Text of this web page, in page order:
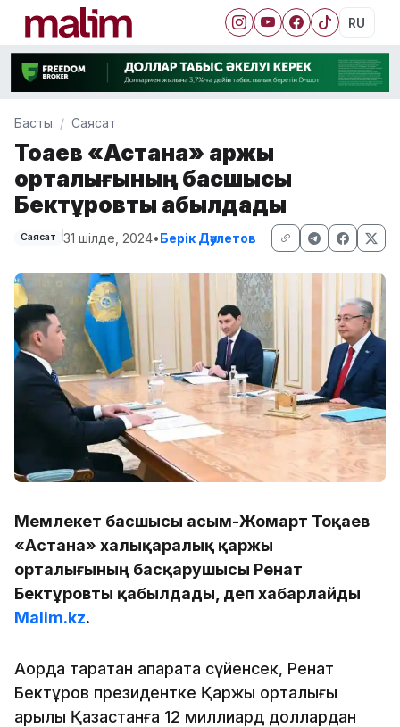
RU
Басты Саясат
Тоқаев «Астана» қаржы
орталығының басшысы
Бектұровты қабылдады
Саясат 31 шілде, 2024•Берік Дәулетов
Мемлекет басшысы Қасым-Жомарт Тоқаев
«Астана» халықаралық қаржы
орталығының басқарушысы Ренат
Бектұровты қабылдады, деп хабарлайды
Malim.kz.
Ақорда таратқан ақпаратқа сүйенсек, Ренат
Бектұров президентке Қаржы орталығы
арқылы Қазақстанға 12 миллиард доллардан